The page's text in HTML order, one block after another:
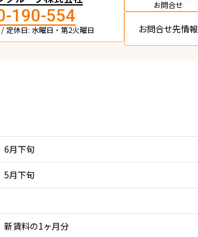
190-554
定休日: 水曜日・第2火曜日
お問合せ
お問合せ先情報
6月下旬
5月下旬
新賃料の1ヶ月分